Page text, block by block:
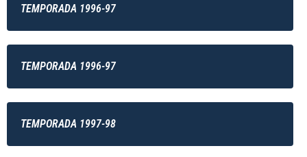
TEMPORADA 1996-97
TEMPORADA 1996-97
TEMPORADA 1997-98